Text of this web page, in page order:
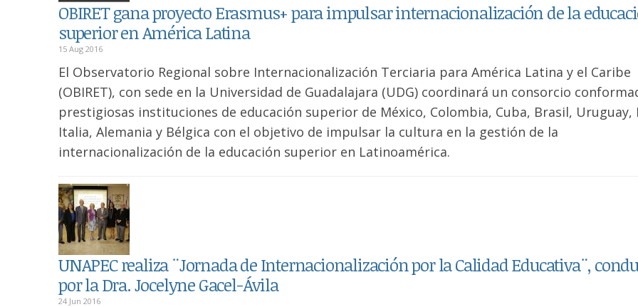
OBIRET gana proyecto Erasmus+ para impulsar internacionalización de la
superior en América Latina
15 Aug 2016
El Observatorio Regional sobre Internacionalización Terciaria para América Latina y el Caribe
(OBIRET), con sede en la Universidad de Guadalajara (UDG) coordinará un consorcio
prestigiosas instituciones de educación superior de México, Colombia, Cuba, Brasil, Uruguay,
Italia, Alemania y Bélgica con el objetivo de impulsar la cultura en la gestión de la
internacionalización de la educación superior en Latinoamérica.
UNAPEC realiza ¨Jornada de Internacionalización por la Calidad Educativa¨,
por la Dra. Jocelyne Gacel-Ávila
24 Jun 2016